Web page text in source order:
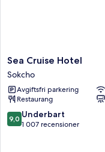
Sea
Cruise
Hotel
Sokcho
Sea Cruise Hotel
Sokcho
Avgiftsfri parkering
Restaurang
9.0
av
9,0 Underbart
1 007 recensioner